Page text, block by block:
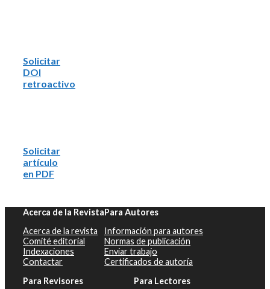
Solicitar
DOI
retroactivo
Solicitar
artículo
en PDF
Acerca de la Revista
Acerca de la revista
Comité editorial
Indexaciones
Contactar
Para Autores
Información para autores
Normas de publicación
Enviar trabajo
Certificados de autoría
Para Revisores
Para Lectores